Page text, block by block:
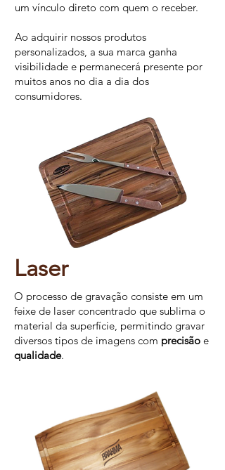
um vínculo direto com quem o receber.
Ao adquirir nossos produtos
personalizados, a sua marca ganha
visibilidade e permanecerá presente por
muitos anos no dia a dia dos
consumidores.
Laser
O processo de gravação consiste em um
feixe de laser concentrado que sublima o
material da superfície, permitindo gravar
diversos tipos de imagens com precisão e
qualidade.